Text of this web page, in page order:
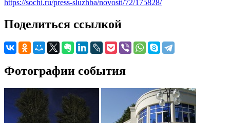
https://sochi.ru/press-sluzhba/novosti/72/175828/
Поделиться ссылкой
Фотографии события